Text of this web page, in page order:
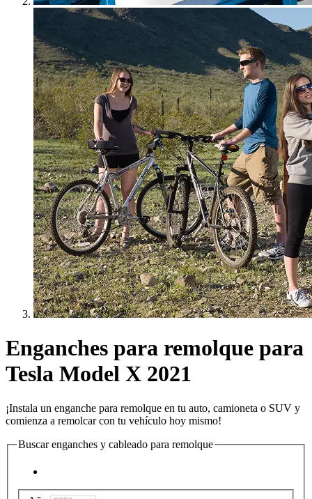
Enganches para remolque para
Tesla Model X 2021
¡Instala un enganche para remolque en tu auto, camioneta o SUV y
comienza a remolcar con tu vehículo hoy mismo!
Buscar enganches y cableado para remolque